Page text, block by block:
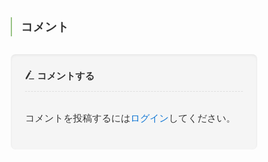
コメント
コメントする
コメントを投稿するには ログイン してください。